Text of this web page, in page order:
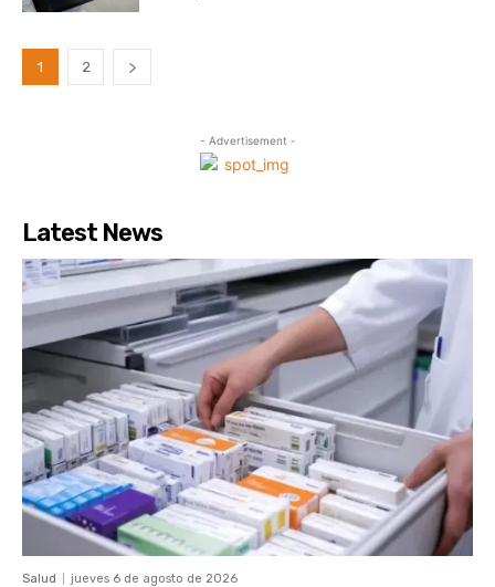
1 2
- Advertisement -
Latest News
Salud jueves 6 de agosto de 2026